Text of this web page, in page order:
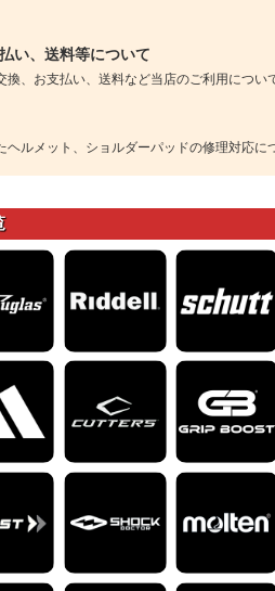
い、送料等について
換、お支払い、送料など当店のご利用につい
ヘルメット、ショルダーパッドの修理対応に